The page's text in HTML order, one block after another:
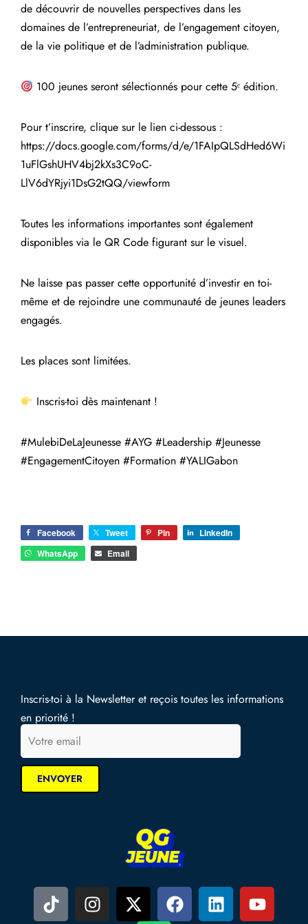
de découvrir de nouvelles perspectives dans les
domaines de l’entrepreneuriat, de l’engagement citoyen,
de la vie politique et de l’administration publique.
100 jeunes seront sélectionnés pour cette 5ᵉ édition.
Pour t’inscrire, clique sur le lien ci-dessous :
https://docs.google.com/forms/d/e/1FAIpQLSdHed6Wi
1uFlGshUHV4bj2kXs3C9oC-
LlV6dYRjyi1DsG2tQQ/viewform
Toutes les informations importantes sont également
disponibles via le QR Code figurant sur le visuel.
Ne laisse pas passer cette opportunité d’investir en toi-
même et de rejoindre une communauté de jeunes leaders
engagés.
Les places sont limitées.
Inscris-toi dès maintenant !
#MulebiDeLaJeunesse #AYG #Leadership #Jeunesse
#EngagementCitoyen #Formation #YALIGabon
Facebook Tweet Pin
LinkedIn
WhatsApp
Email
Inscris-toi à la Newsletter et reçois toutes les informations
en priorité !